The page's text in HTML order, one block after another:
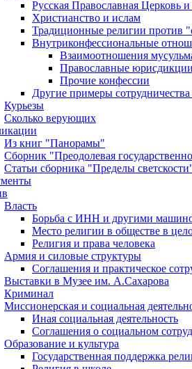
Русская Православная Церковь
Христианство и ислам
Традиционные религии против
Внутриконфессиональные
Взаимоотношения
Православные юрисдикции
Прочие конфессии
Другие примеры
Курьезы
Сколько верующих
Из книг "Панорамы"
Сборник "Преодолевая
Статьи сборника "Пределы
Власть
Борьба с ИНН и другими
Место религии в обществе в
Религия и права человека
Армия и силовые структуры
Соглашения и практическое
Выставки в Музее им. А.Сахарова
Криминал
Миссионерская и социальная
Иная социальная деятельность
Соглашения о социальном
Образование и культура
Государственная поддержка